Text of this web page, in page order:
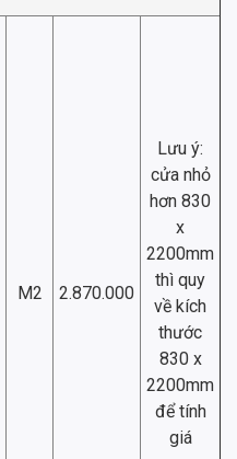
M2 2.870.000
Lưu ý:
cửa nhỏ
hơn 830
x
2200mm
thì quy
về kích
thước
830 x
2200mm
để tính
giá